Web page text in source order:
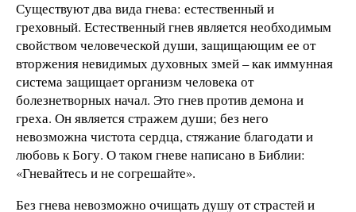
Существуют два вида гнева: естественный и
греховный. Естественный гнев является необходимым
свойством человеческой души, защищающим ее от
вторжения невидимых духовных змей – как иммунная
система защищает организм человека от
болезнетворных начал. Это гнев против демона и
греха. Он является стражем души; без него
невозможна чистота сердца, стяжание благодати и
любовь к Богу. О таком гневе написано в Библии:
«Гневайтесь и не согрешайте».
Без гнева невозможно очищать душу от страстей и